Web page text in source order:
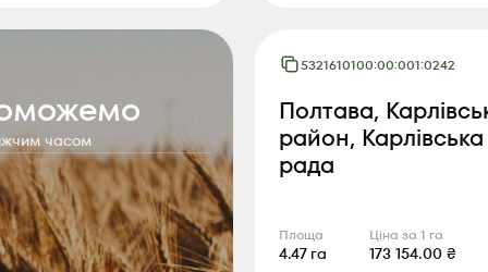
часом
5321610100:00:001:0242
Полтава,
район,
рада
Площа
4.47 га
Ціна за 1 га
173 154.00₴